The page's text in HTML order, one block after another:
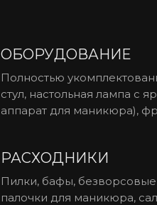
ОБОРУДОВАНИЕ
РАСХОДНИКИ
Полностью
стул, настольная лампа с
аппарат для маникюра),
Пилки, бафы, безворсовые
палочки для маникюра,